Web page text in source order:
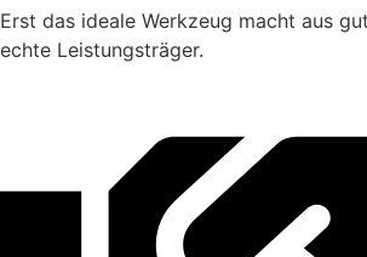
Erst das ideale Werkzeug macht aus
echte Leistungsträger.